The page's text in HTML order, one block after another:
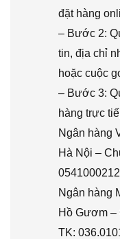
đặt hàng
– Bước 2:
tin, địa chỉ
hoặc cuộc
– Bước 3:
hàng trực
Ngân hàng
Hà Nội –
Ngân hàng
Hồ Gươm –
TK: